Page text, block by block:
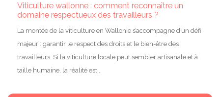
Viticulture wallonne : comment reconnaître un
domaine respectueux des travailleurs ?
La montée de la viticulture en Wallonie s’accompagne d’un défi
majeur : garantir le respect des droits et le bien-être des
travailleurs. Si la viticulture locale peut sembler artisanale et à
taille humaine, la réalité est...